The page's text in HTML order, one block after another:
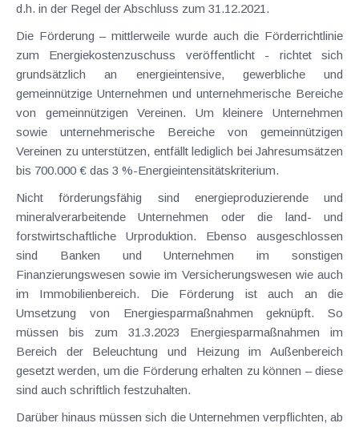
d.h. in der Regel der Abschluss zum 31.12.2021.
Die Förderung – mittlerweile wurde auch die Förderrichtlinie
zum Energiekostenzuschuss veröffentlicht - richtet sich
grundsätzlich an energieintensive, gewerbliche und
gemeinnützige Unternehmen und unternehmerische Bereiche
von gemeinnützigen Vereinen. Um kleinere Unternehmen
sowie unternehmerische Bereiche von gemeinnützigen
Vereinen zu unterstützen, entfällt lediglich bei Jahresumsätzen
bis 700.000 € das 3 %-Energieintensitätskriterium.
Nicht förderungsfähig sind energieproduzierende und
mineralverarbeitende Unternehmen oder die land- und
forstwirtschaftliche Urproduktion. Ebenso ausgeschlossen
sind Banken und Unternehmen im sonstigen
Finanzierungswesen sowie im Versicherungswesen wie auch
im Immobilienbereich. Die Förderung ist auch an die
Umsetzung von Energiesparmaßnahmen geknüpft. So
müssen bis zum 31.3.2023 Energiesparmaßnahmen im
Bereich der Beleuchtung und Heizung im Außenbereich
gesetzt werden, um die Förderung erhalten zu können – diese
sind auch schriftlich festzuhalten.
Darüber hinaus müssen sich die Unternehmen verpflichten, ab